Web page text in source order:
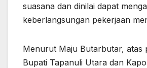
suasana dan dinilai dapat
keberlangsungan pekerjaan
Menurut Maju Butarbutar, atas
Bupati Tapanuli Utara dan